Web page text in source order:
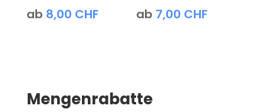
ab 8,00 CHF ab 7,00 CHF
Mengenrabatte